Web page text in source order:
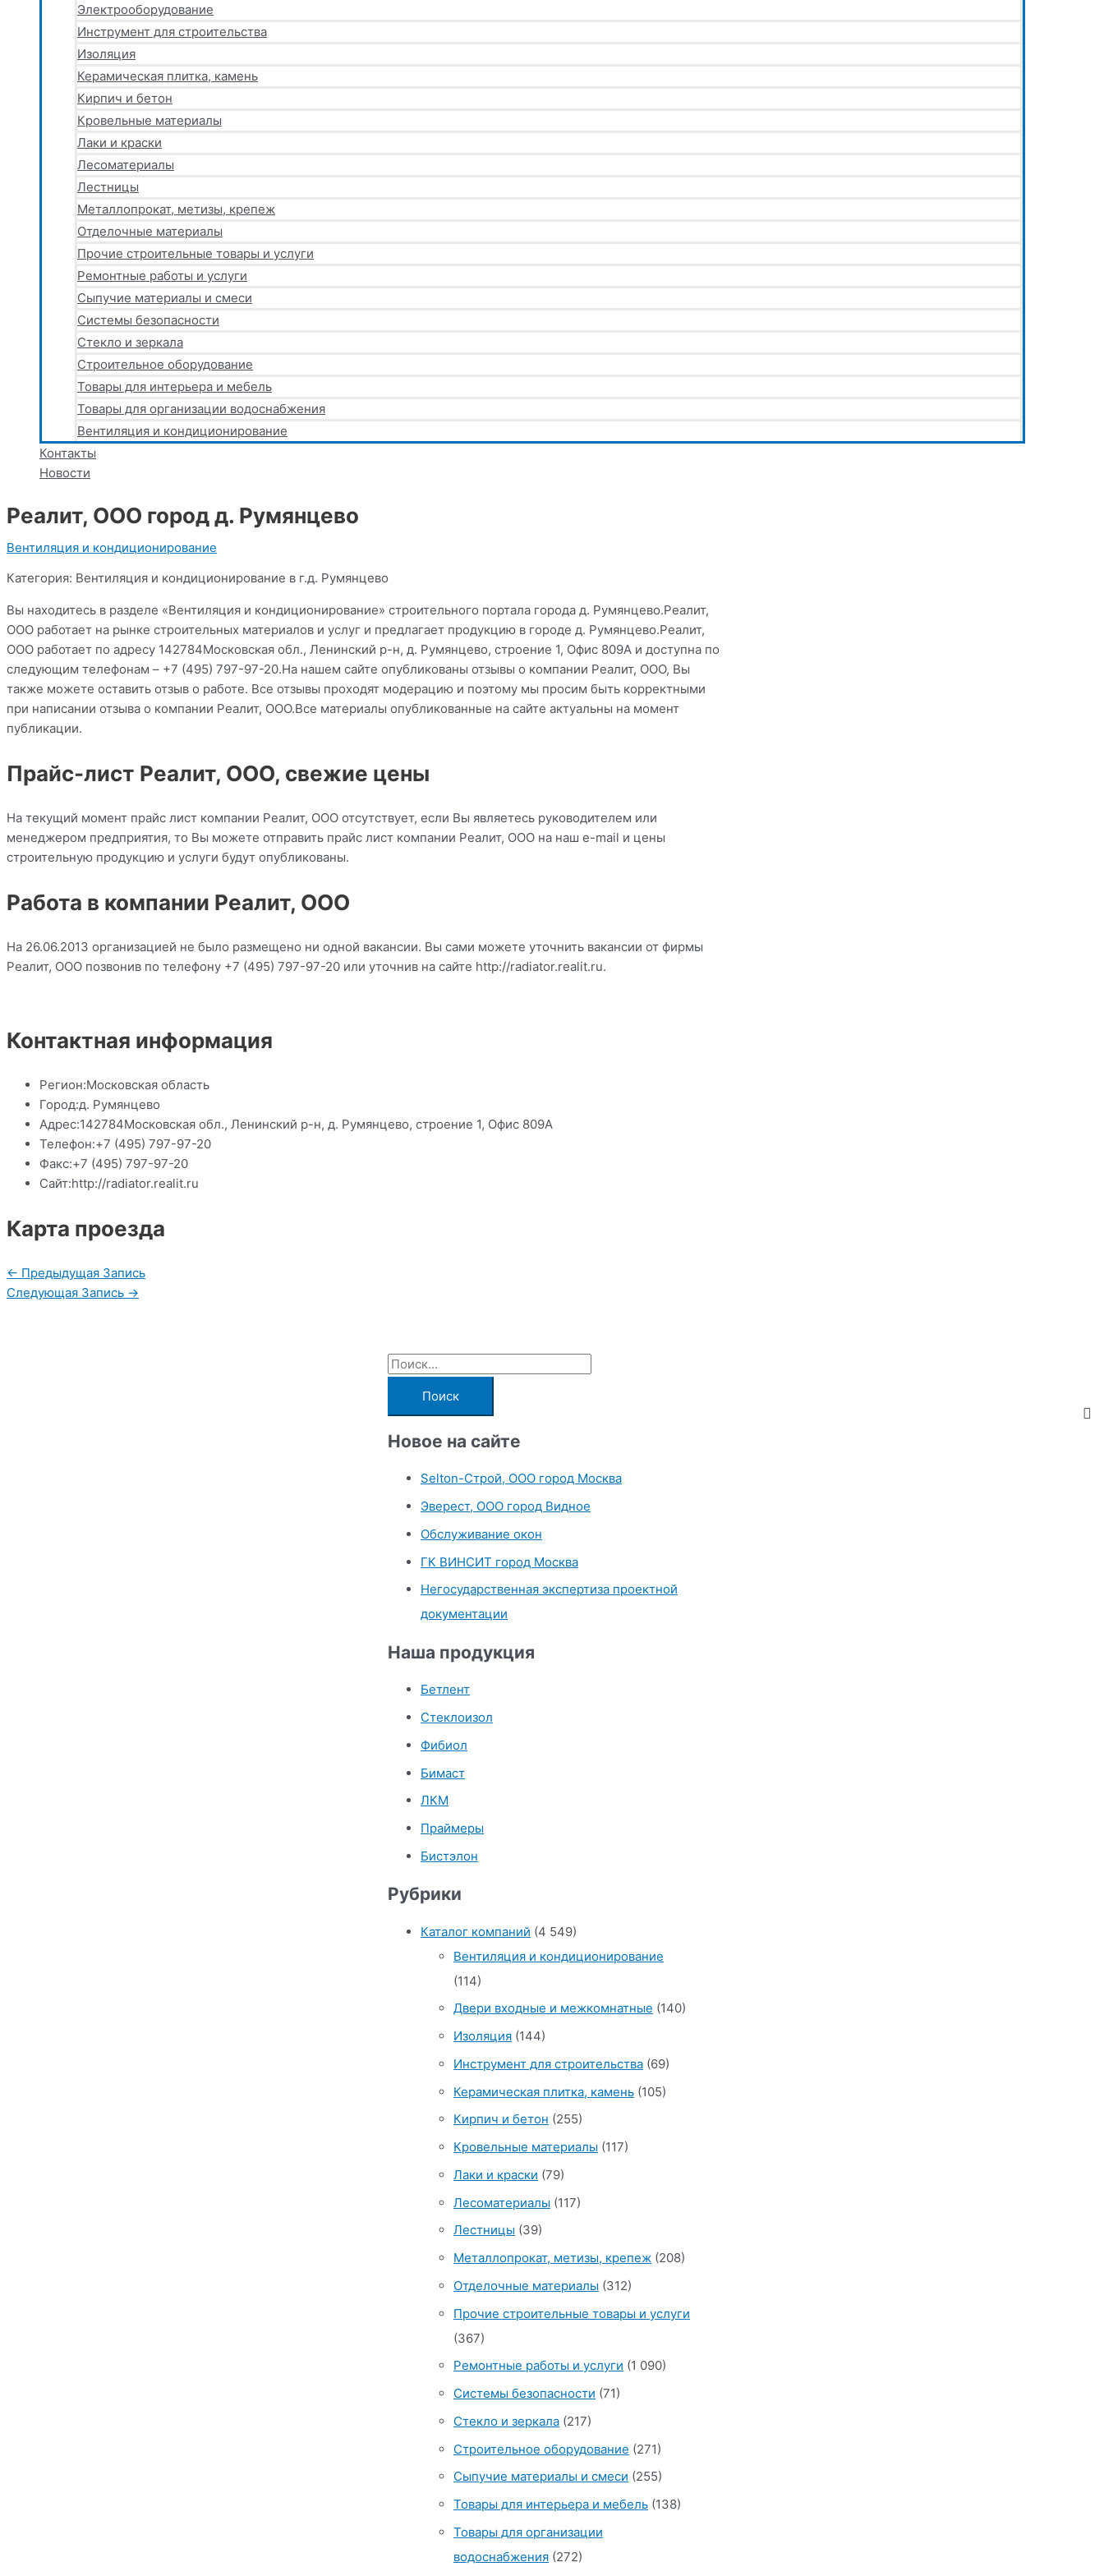
Электрооборудование
Инструмент для строительства
Изоляция
Керамическая плитка, камень
Кирпич и бетон
Кровельные материалы
Лаки и краски
Лесоматериалы
Лестницы
Металлопрокат, метизы, крепеж
Отделочные материалы
Прочие строительные товары и услуги
Ремонтные работы и услуги
Сыпучие материалы и смеси
Системы безопасности
Стекло и зеркала
Строительное оборудование
Товары для интерьера и мебель
Товары для организации водоснабжения
Вентиляция и кондиционирование
Контакты
Новости
Реалит, ООО город д. Румянцево
Вентиляция и кондиционирование
Категория: Вентиляция и кондиционирование в г.д. Румянцево
Вы находитесь в разделе «Вентиляция и кондиционирование» строительного портала города д. Румянцево.Реалит,
ООО работает на рынке строительных материалов и услуг и предлагает продукцию в городе д. Румянцево.Реалит,
ООО работает по адресу 142784Московская обл., Ленинский р-н, д. Румянцево, строение 1, Офис 809А и доступна по
следующим телефонам – +7 (495) 797-97-20.На нашем сайте опубликованы отзывы о компании Реалит, ООО, Вы
также можете оставить отзыв о работе. Все отзывы проходят модерацию и поэтому мы просим быть корректными
при написании отзыва о компании Реалит, ООО.Все материалы опубликованные на сайте актуальны на момент
публикации.
Прайс-лист Реалит, ООО, свежие цены
На текущий момент прайс лист компании Реалит, ООО отсутствует, если Вы являетесь руководителем или
менеджером предприятия, то Вы можете отправить прайс лист компании Реалит, ООО на наш e-mail и цены
строительную продукцию и услуги будут опубликованы.
Работа в компании Реалит, ООО
На 26.06.2013 организацией не было размещено ни одной вакансии. Вы сами можете уточнить вакансии от фирмы
Реалит, ООО позвонив по телефону +7 (495) 797-97-20 или уточнив на сайте http://radiator.realit.ru.
Контактная информация
Регион:Московская область
Город:д. Румянцево
Адрес:142784Московская обл., Ленинский р-н, д. Румянцево, строение 1, Офис 809А
Телефон:+7 (495) 797-97-20
Факс:+7 (495) 797-97-20
Сайт:http://radiator.realit.ru
Карта проезда
Навигация
по
← Предыдущая Запись
Следующая Запись →
П
и
с
Новое на сайте
Selton-Строй, OOO город Москва
Эверест, ООО город Видное
Обслуживание окон
ГК ВИНСИТ город Москва
Негосударственная экспертиза проектной
документации
Наша продукция
Бетлент
Стеклоизол
Фибиол
Бимаст
ЛКМ
Праймеры
Бистэлон
Рубрики
Каталог компаний (4 549)
Вентиляция и кондиционирование
(114)
Двери входные и межкомнатные (140)
Изоляция (144)
Инструмент для строительства (69)
Керамическая плитка, камень (105)
Кирпич и бетон (255)
Кровельные материалы (117)
Лаки и краски (79)
Лесоматериалы (117)
Лестницы (39)
Металлопрокат, метизы, крепеж (208)
Отделочные материалы (312)
Прочие строительные товары и услуги
(367)
Ремонтные работы и услуги (1 090)
Системы безопасности (71)
Стекло и зеркала (217)
Строительное оборудование (271)
Сыпучие материалы и смеси (255)
Товары для интерьера и мебель (138)
Товары для организации
водоснабжения (272)